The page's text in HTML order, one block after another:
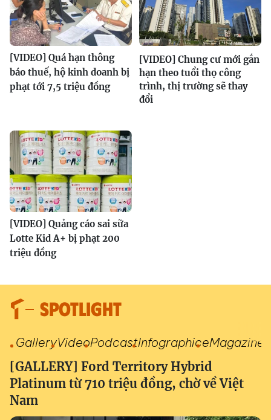
[VIDEO] Quá hạn thông
báo thuế, hộ kinh doanh bị
phạt tới 7,5 triệu đồng
[VIDEO] Chung cư mới gắn
hạn theo tuổi thọ công
trình, thị trường sẽ thay
đổi
[VIDEO] Quảng cáo sai sữa
Lotte Kid A+ bị phạt 200
triệu đồng
SPOTLIGHT
GalleryVideoPodcastInfographiceMagazine
[GALLERY] Ford Territory Hybrid
Platinum từ 710 triệu đồng, chờ về Việt
Nam